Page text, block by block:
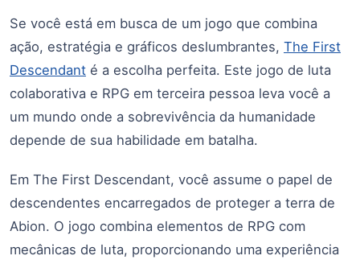
Se você está em busca de um jogo que combina
ação, estratégia e gráficos deslumbrantes, The First
Descendant é a escolha perfeita. Este jogo de luta
colaborativa e RPG em terceira pessoa leva você a
um mundo onde a sobrevivência da humanidade
depende de sua habilidade em batalha.
Em The First Descendant, você assume o papel de
descendentes encarregados de proteger a terra de
Abion. O jogo combina elementos de RPG com
mecânicas de luta, proporcionando uma experiência